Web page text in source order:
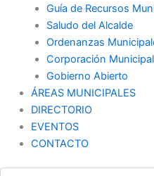
Guía de Recursos
Saludo del Alcalde
Ordenanzas
Corporación
Gobierno Abierto
ÁREAS MUNICIPALES
DIRECTORIO
EVENTOS
CONTACTO